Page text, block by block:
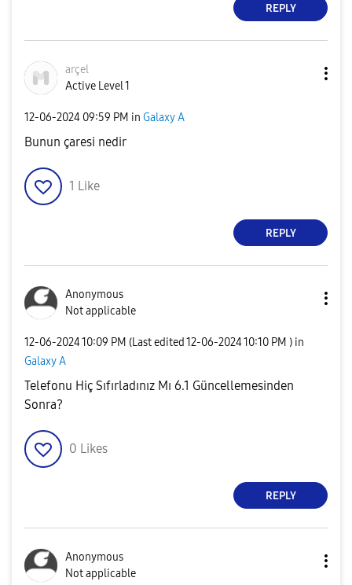
REPLY
arçel
Active Level 1
‎12-06-2024 09:59 PM in Galaxy A
Bunun çaresi nedir
1 Like
REPLY
Anonymous
Not applicable
‎12-06-202410:09 PM (Last edited ‎12-06-202410:10 PM ) in
Galaxy A
Telefonu Hiç Sıfırladınız Mı 6.1 Güncellemesinden
Sonra?
0 Likes
REPLY
Anonymous
Not applicable